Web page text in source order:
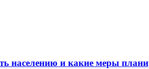
и какие меры